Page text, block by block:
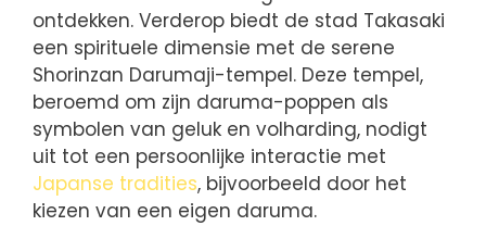
ontdekken. Verderop biedt de stad Takasaki
een spirituele dimensie met de serene
Shorinzan Darumaji-tempel. Deze tempel,
beroemd om zijn daruma-poppen als
symbolen van geluk en volharding, nodigt
uit tot een persoonlijke interactie met
Japanse tradities, bijvoorbeeld door het
kiezen van een eigen daruma.